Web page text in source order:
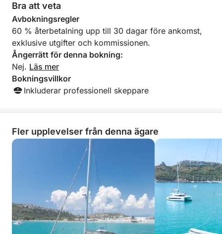
serveras en lätt aperitif ombord med lokala
produkter som ostar, charkuterier och carasau-bröd,
perfekt för en avkopplande stund. En kort men
komplett upplevelse, perfekt för att njuta av
Cagliaribuktens essens från havet. Resplanen kan
anpassas i samråd med kaptenen, beroende på
sjöförhållandena.
Bra att veta
Avbokningsregler
60 % återbetalning upp till 30 dagar före ankomst,
exklusive utgifter och kommissionen.
Ångerrätt för denna bokning:
Nej. Läs mer
Bokningsvillkor
Inkluderar professionell skeppare
Fler upplevelser från denna ägare